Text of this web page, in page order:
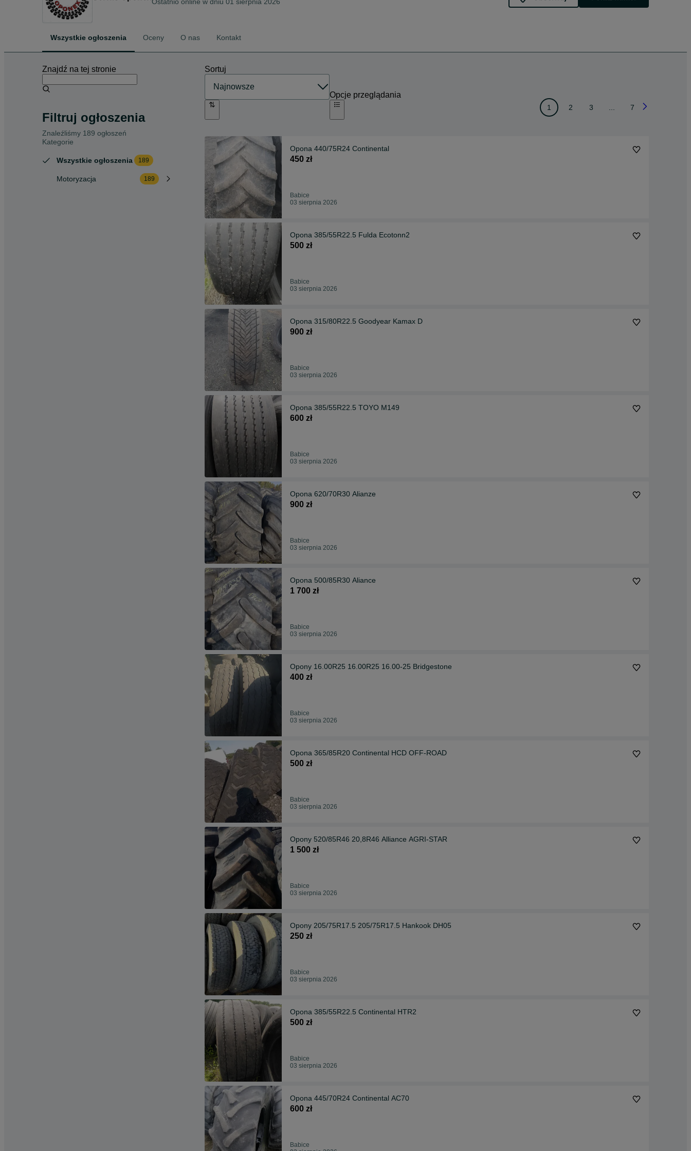
Wszystkie ogłoszenia Oceny O nas Kontakt
Znajdź na tej stronie
Filtruj ogłoszenia
Znaleźliśmy 189 ogłoszeń
Kategorie
Wszystkie ogłoszenia 189
Motoryzacja 189
Sortuj
Opcje przeglądania
1 2 3 7
Opona 440/75R24 Continental
450 zł
Babice
03 sierpnia 2026
Opona 385/55R22.5 Fulda Ecotonn2
500 zł
Babice
03 sierpnia 2026
Opona 315/80R22.5 Goodyear Kamax D
900 zł
Babice
03 sierpnia 2026
Opona 385/55R22.5 TOYO M149
600 zł
Babice
03 sierpnia 2026
Opona 620/70R30 Alianze
900 zł
Babice
03 sierpnia 2026
Opona 500/85R30 Aliance
1 700 zł
Babice
03 sierpnia 2026
Opony 16.00R25 16.00R25 16.00-25 Bridgestone
400 zł
Babice
03 sierpnia 2026
Opona 365/85R20 Continental HCD OFF-ROAD
500 zł
Babice
03 sierpnia 2026
Opony 520/85R46 20,8R46 Alliance AGRI-STAR
1 500 zł
Babice
03 sierpnia 2026
Opony 205/75R17.5 205/75R17.5 Hankook DH05
250 zł
Babice
03 sierpnia 2026
Opona 385/55R22.5 Continental HTR2
500 zł
Babice
03 sierpnia 2026
Opona 445/70R24 Continental AC70
600 zł
Babice